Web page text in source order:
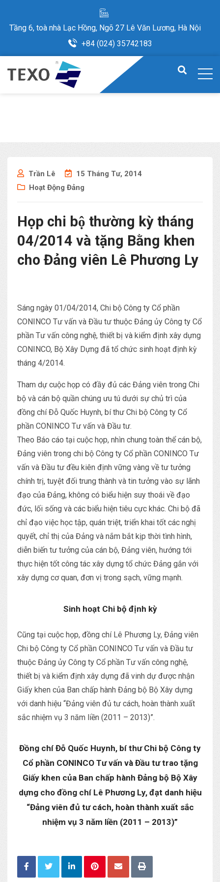
Tầng 6, toà nhà Lạc Hồng, Ngõ 27 Lê Văn Lương, Hà Nội
+84 (024) 35742183
Trần Lê
15 Tháng Tư, 2014
Hoạt Động Đảng
Họp chi bộ thường kỳ tháng
04/2014 và tặng Bằng khen
cho Đảng viên Lê Phương Ly
Sáng ngày 01/04/2014, Chi bộ Công ty Cổ phần
CONINCO Tư vấn và Đầu tư thuộc Đảng ủy Công ty Cổ
phần Tư vấn công nghệ, thiết bị và kiểm định xây dựng
CONINCO, Bộ Xây Dựng đã tổ chức sinh hoạt định kỳ
tháng 4/2014.
Tham dự cuộc họp có đầy đủ các Đảng viên trong Chi
bộ và cán bộ quần chúng ưu tú dưới sự chủ trì của
đồng chí Đỗ Quốc Huynh, bí thư Chi bộ Công ty Cổ
phần CONINCO Tư vấn và Đầu tư.
Theo Báo cáo tại cuộc họp, nhìn chung toàn thể cán bộ,
Đảng viên trong chi bộ Công ty Cổ phần CONINCO Tư
vấn và Đầu tư đều kiên định vững vàng về tư tưởng
chính trị, tuyệt đối trung thành và tin tưởng vào sự lãnh
đạo của Đảng, không có biểu hiện suy thoái về đạo
đức, lối sống và các biểu hiện tiêu cực khác. Chi bộ đã
chỉ đạo việc học tập, quán triệt, triển khai tốt các nghị
quyết, chỉ thị của Đảng và nắm bắt kịp thời tình hình,
diễn biến tư tưởng của cán bộ, Đảng viên, hướng tới
thực hiện tốt công tác xây dựng tổ chức Đảng gắn với
xây dựng cơ quan, đơn vị trong sạch, vững mạnh.
Sinh hoạt Chi bộ định kỳ
Cũng tại cuộc họp, đồng chí Lê Phương Ly, Đảng viên
Chi bộ Công ty Cổ phần CONINCO Tư vấn và Đầu tư
thuộc Đảng ủy Công ty Cổ phần Tư vấn công nghệ,
thiết bị và kiểm định xây dựng đã vinh dự được nhận
Giấy khen của Ban chấp hành Đảng bộ Bộ Xây dựng
với danh hiệu “Đảng viên đủ tư cách, hoàn thành xuất
sắc nhiệm vụ 3 năm liền (2011 – 2013)”.
Đồng chí Đỗ Quốc Huynh, bí thư Chi bộ Công ty
Cổ phần CONINCO Tư vấn và Đầu tư trao tặng
Giấy khen của Ban chấp hành Đảng bộ Bộ Xây
dựng cho đồng chí Lê Phương Ly, đạt danh hiệu
“Đảng viên đủ tư cách, hoàn thành xuất sắc
nhiệm vụ 3 năm liền (2011 – 2013)”